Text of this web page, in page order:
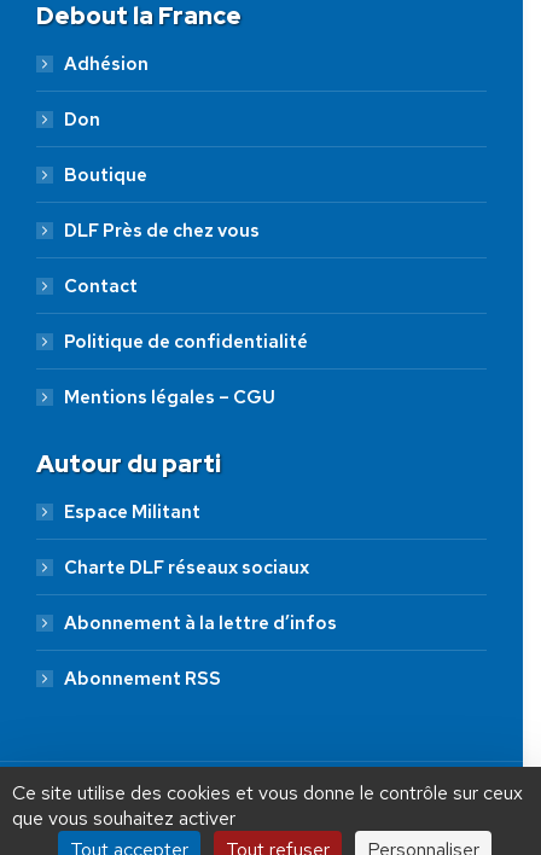
Debout la France
Adhésion
Don
Boutique
DLF Près de chez vous
Contact
Politique de confidentialité
Mentions légales – CGU
Autour du parti
Espace Militant
Charte DLF réseaux sociaux
Abonnement à la lettre d’infos
Abonnement RSS
JE FAIS UN DON À DLF
ADHÉSION 20 € 50 € 100 €
Ce site utilise des cookies et vous donne le contrôle sur ceux
que vous souhaitez activer
Tout accepter
Tout refuser Personnaliser